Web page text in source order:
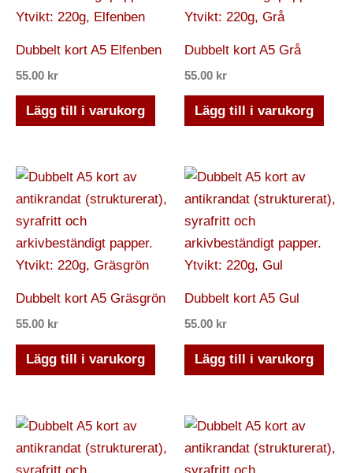
Dubbelt kort A5 Elfenben
55.00 kr
Lägg till i varukorg
Dubbelt kort A5 Grå
55.00 kr
Lägg till i varukorg
Dubbelt kort A5 Gräsgrön
55.00 kr
Lägg till i varukorg
Dubbelt kort A5 Gul
55.00 kr
Lägg till i varukorg